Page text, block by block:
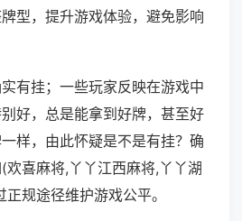
型，提升游戏体验，避免影响
有挂；一些玩家反映在游戏中
好，总是能拿到好牌，甚至好
样，由此怀疑是不是有挂？确
欢喜麻将,丫丫江西麻将,丫丫湖
规途径维护游戏公平。